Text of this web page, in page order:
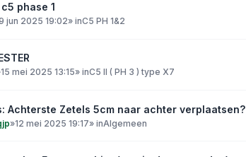
phase 1
jun 2025 19:02» inC5 PH 1&2
15 mei 2025 13:15» inC5 II ( PH 3 ) type X7
Achterste Zetels 5cm naar achter verplaatsen?
»12 mei 2025 19:17» inAlgemeen